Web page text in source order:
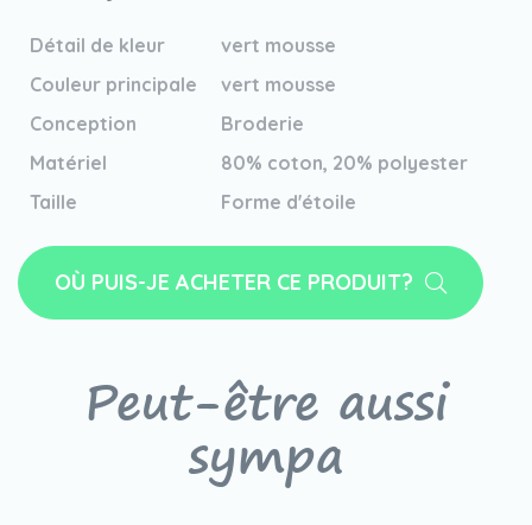
Détail de kleur
vert mousse
Couleur principale
vert mousse
Conception
Broderie
Matériel
80% coton, 20% polyester
Taille
Forme d'étoile
OÙ PUIS-JE ACHETER CE PRODUIT?
Peut-être aussi
sympa